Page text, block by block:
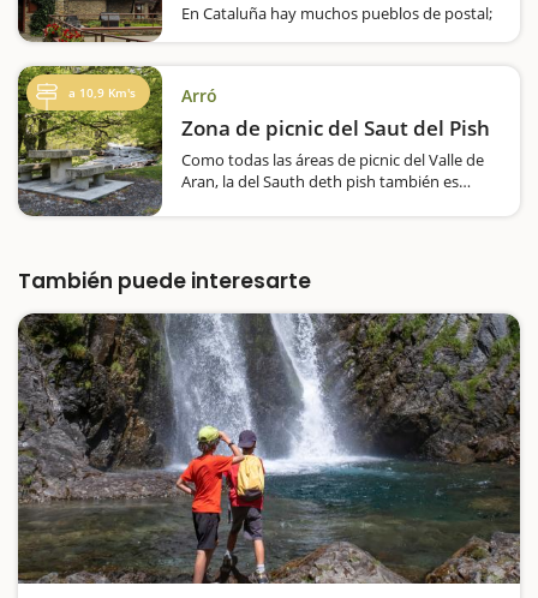
En Cataluña hay muchos pueblos de postal;
Ripollès, y el otro, Bagergue, en el término de
Naut Aran, en el Valle de…
a 10,9 Km's Arró
Zona de picnic del Saut del Pish
Como todas las áreas de picnic del Valle de
Aran, la del Sauth deth pish también es
niños…
También puede interesarte